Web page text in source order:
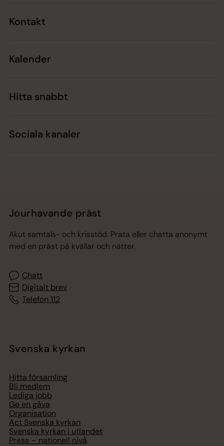
Kontakt
Kalender
Hitta snabbt
Sociala kanaler
Jourhavande präst
Akut samtals- och krisstöd. Prata eller chatta anonymt
med en präst på kvällar och nätter.
Chatt
Digitalt brev
Telefon 112
Svenska kyrkan
Hitta församling
Bli medlem
Lediga jobb
Ge en gåva
Organisation
Act Svenska kyrkan
Svenska kyrkan i utlandet
Press – nationell nivå